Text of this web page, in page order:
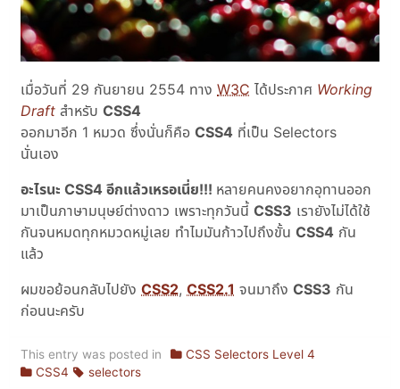
เมื่อวันที่ 29 กันยายน 2554 ทางW3C ได้ประกาศ Working
Draft สำหรับCSS4
ออกมาอีก 1 หมวด ซึ่งนั่นก็คือCSS4 ที่เป็น Selectors
นั่นเอง
อะไรนะ CSS4 อีกแล้วเหรอเนี่ย!!! หลายคนคงอยากอุทานออก
มาเป็นภาษามนุษย์ต่างดาว เพราะทุกวันนี้CSS3 เรายังไม่ได้ใช้
กันจนหมดทุกหมวดหมู่เลย ทำไมมันก้าวไปถึงขั้นCSS4 กัน
แล้ว
ผมขอย้อนกลับไปยังCSS2,CSS2.1 จนมาถึงCSS3 กัน
ก่อนนะครับ
This entry was posted in
CSS Selectors Level 4
CSS4
selectors